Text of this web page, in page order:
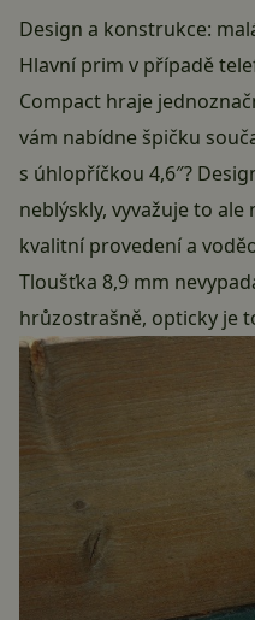
Design a konstrukce:
Hlavní prim v případě
Compact hraje
vám nabídne špičku
s úhlopříčkou 4,6″?
neblýskly, vyvažuje to
kvalitní provedení a
Tloušťka 8,9 mm
hrůzostrašně, opticky je